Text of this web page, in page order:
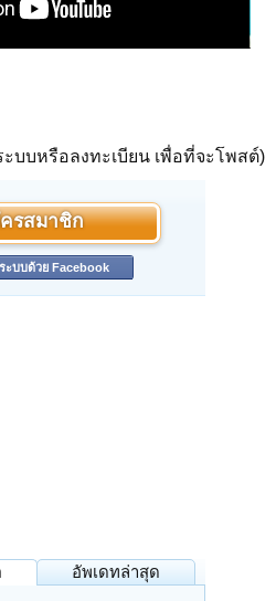
บบหรือลงทะเบียน เพื่อที่จะโพสต์)
รสมาชิก
ะบบด้วย Facebook
อัพเดทล่าสุด